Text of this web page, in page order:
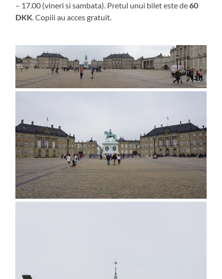
– 17.00 (vineri si sambata). Pretul unui bilet este de60
DKK. Copiii au acces gratuit.